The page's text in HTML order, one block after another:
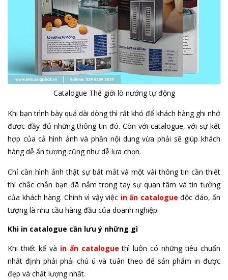
Catalogue Thế giới lò nướng tự động
Khi bạn trình bày quá dài dòng thì rất khó để khách hàng ghi nhớ
được đầy đủ những thông tin đó. Còn với catalogue, với sự kết
hợp của cả hình ảnh và phần nội dung vừa phải sẽ giúp khách
hàng dễ ấn tượng cũng như dễ lựa chọn.
Chỉ cần hình ảnh thật sự bắt mắt và một vài thông tin cần thiết
thì chắc chắn bạn đã nắm trong tay sự quan tâm và tin tưởng
của khách hàng. Chính vì vậy việc in ấn catalogue độc đáo, ấn
tượng là nhu cầu hàng đầu của doanh nghiệp.
Khi in catalogue cần lưu ý những gì
Khi thiết kế và in ấn cataloguethì luôn có những tiêu chuẩn
nhất định phải phải chú ú và tuân theo để sản phẩm in được
đẹp và chất lượng nhất.